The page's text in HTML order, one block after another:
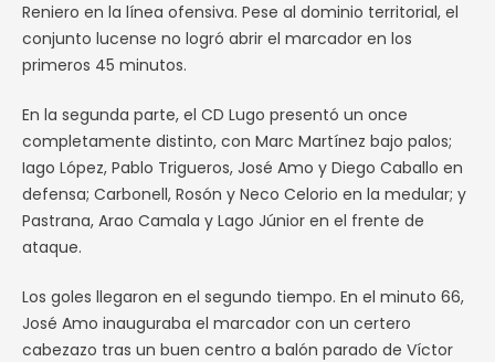
Reniero en la línea ofensiva. Pese al dominio territorial, el
conjunto lucense no logró abrir el marcador en los
primeros 45 minutos.
En la segunda parte, el CD Lugo presentó un once
completamente distinto, con Marc Martínez bajo palos;
Iago López, Pablo Trigueros, José Amo y Diego Caballo en
defensa; Carbonell, Rosón y Neco Celorio en la medular; y
Pastrana, Arao Camala y Lago Júnior en el frente de
ataque.
Los goles llegaron en el segundo tiempo. En el minuto 66,
José Amo inauguraba el marcador con un certero
cabezazo tras un buen centro a balón parado de Víctor